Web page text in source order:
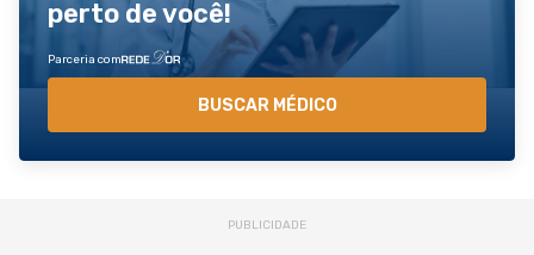
perto de você!
Parceria com
BUSCAR MÉDICO